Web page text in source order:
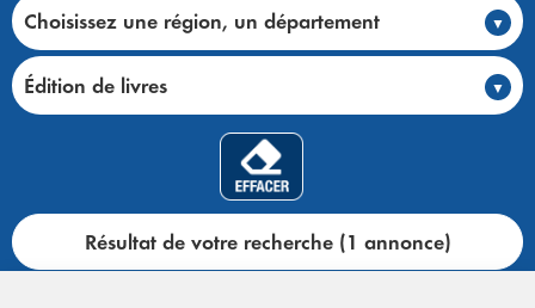
Choisissez une région, un département
Édition de livres
Résultat de votre recherche (1 annonce)